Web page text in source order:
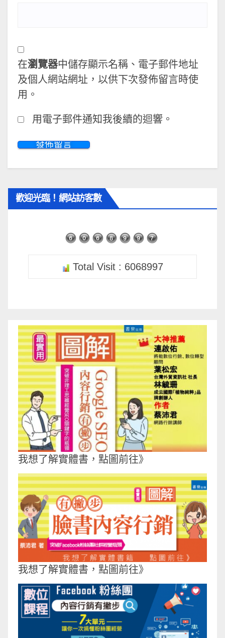
在瀏覽器中儲存顯示名稱、電子郵件地址
及個人網站網址，以供下次發佈留言時使
用。
用電子郵件通知我後續的迴響。
歡迎光臨！網站訪客數
Total Visit : 6068997
我想了解實體書，點圖前往》
我想了解實體書，點圖前往》